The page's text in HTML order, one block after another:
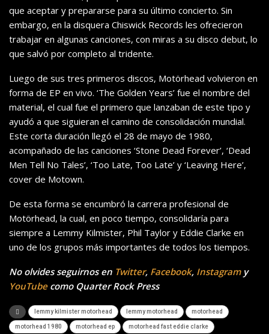
que aceptar y prepararse para su último concierto. Sin
embargo, en la disquera Chiswick Records les ofrecieron
trabajar en algunas canciones, con miras a su disco debut, lo
que salvó por completo al tridente.
Luego de sus tres primeros discos, Motörhead volvieron en
forma de EP en vivo. ‘The Golden Years’ fue el nombre del
material, el cual fue el primero que lanzaban de este tipo y
ayudó a que siguieran el camino de consolidación mundial.
Este corta duración llegó el 28 de mayo de 1980,
acompañado de las canciones ‘Stone Dead Forever’, ‘Dead
Men Tell No Tales’, ‘Too Late, Too Late’ y ‘Leaving Here’,
cover de Motown.
De esta forma se encumbró la carrera profesional de
Motörhead, la cual, en poco tiempo, consolidaría para
siempre a Lemmy Kilmister, Phil Taylor y Eddie Clarke en
uno de los grupos más importantes de todos los tiempos.
No olvides seguirnos en Twitter, Facebook, Instagramy
YouTubecomo Quarter Rock Press
lemmy kilmister motorhead lemmy motorhead motorhead
motorhead 1980 motorhead ep motorhead fast eddie clarke